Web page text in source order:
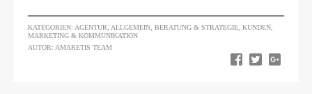
KATEGORIEN: AGENTUR ALLGEMEIN, BERATUNG & STRATEGIE, KUNDEN,
MARKETING & KOMMUNIKATION
AUTOR: AMARETIS TEAM